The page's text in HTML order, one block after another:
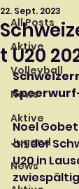
All Posts
Aktive
Volleyball
News
Aktive
Jugend
News
t U20
22. Sept. 2023
Noel
an der
U20 in